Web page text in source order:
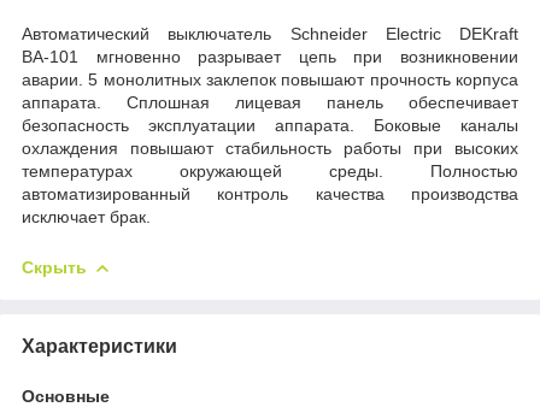
Автоматический выключатель Schneider Electric DEKraft
ВА-101 мгновенно разрывает цепь при возникновении
аварии. 5 монолитных заклепок повышают прочность корпуса
аппарата. Сплошная лицевая панель обеспечивает
безопасность эксплуатации аппарата. Боковые каналы
охлаждения повышают стабильность работы при высоких
температурах окружающей среды. Полностью
автоматизированный контроль качества производства
исключает брак.
Скрыть
Характеристики
Основные